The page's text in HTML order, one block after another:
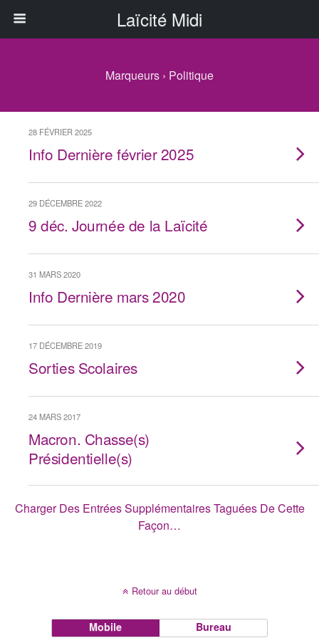
Laïcité Midi
Marqueurs › Politique
28 FÉVRIER 2025
Info Dernière février 2025
29 DÉCEMBRE 2022
9 déc. Journée de la Laïcité
31 MARS 2020
Info Dernière mars 2020
17 DÉCEMBRE 2019
Sorties Scolaires
24 MARS 2017
Macron. Chasse(s)
Présidentielle(s)
Charger Des Entrées Supplémentaires Taguées De Cette
Façon…
Retour au début
Mobile Bureau